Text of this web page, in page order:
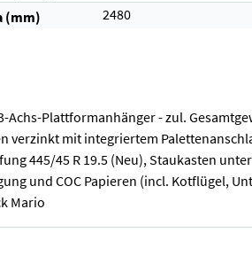
(mm)
2480
Achs-Plattformanhänger - zul.
verzinkt mit integriertem
445/45 R 19.5 (Neu), Staukasten
und COC Papieren (incl. Kotflügel,
Mario
Achs-Plattformanhänger - zul.